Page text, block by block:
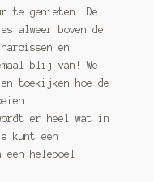
te genieten. De
alweer boven de
en
blij van! We
toekijken hoe de
er heel wat in
kunt een
een heleboel